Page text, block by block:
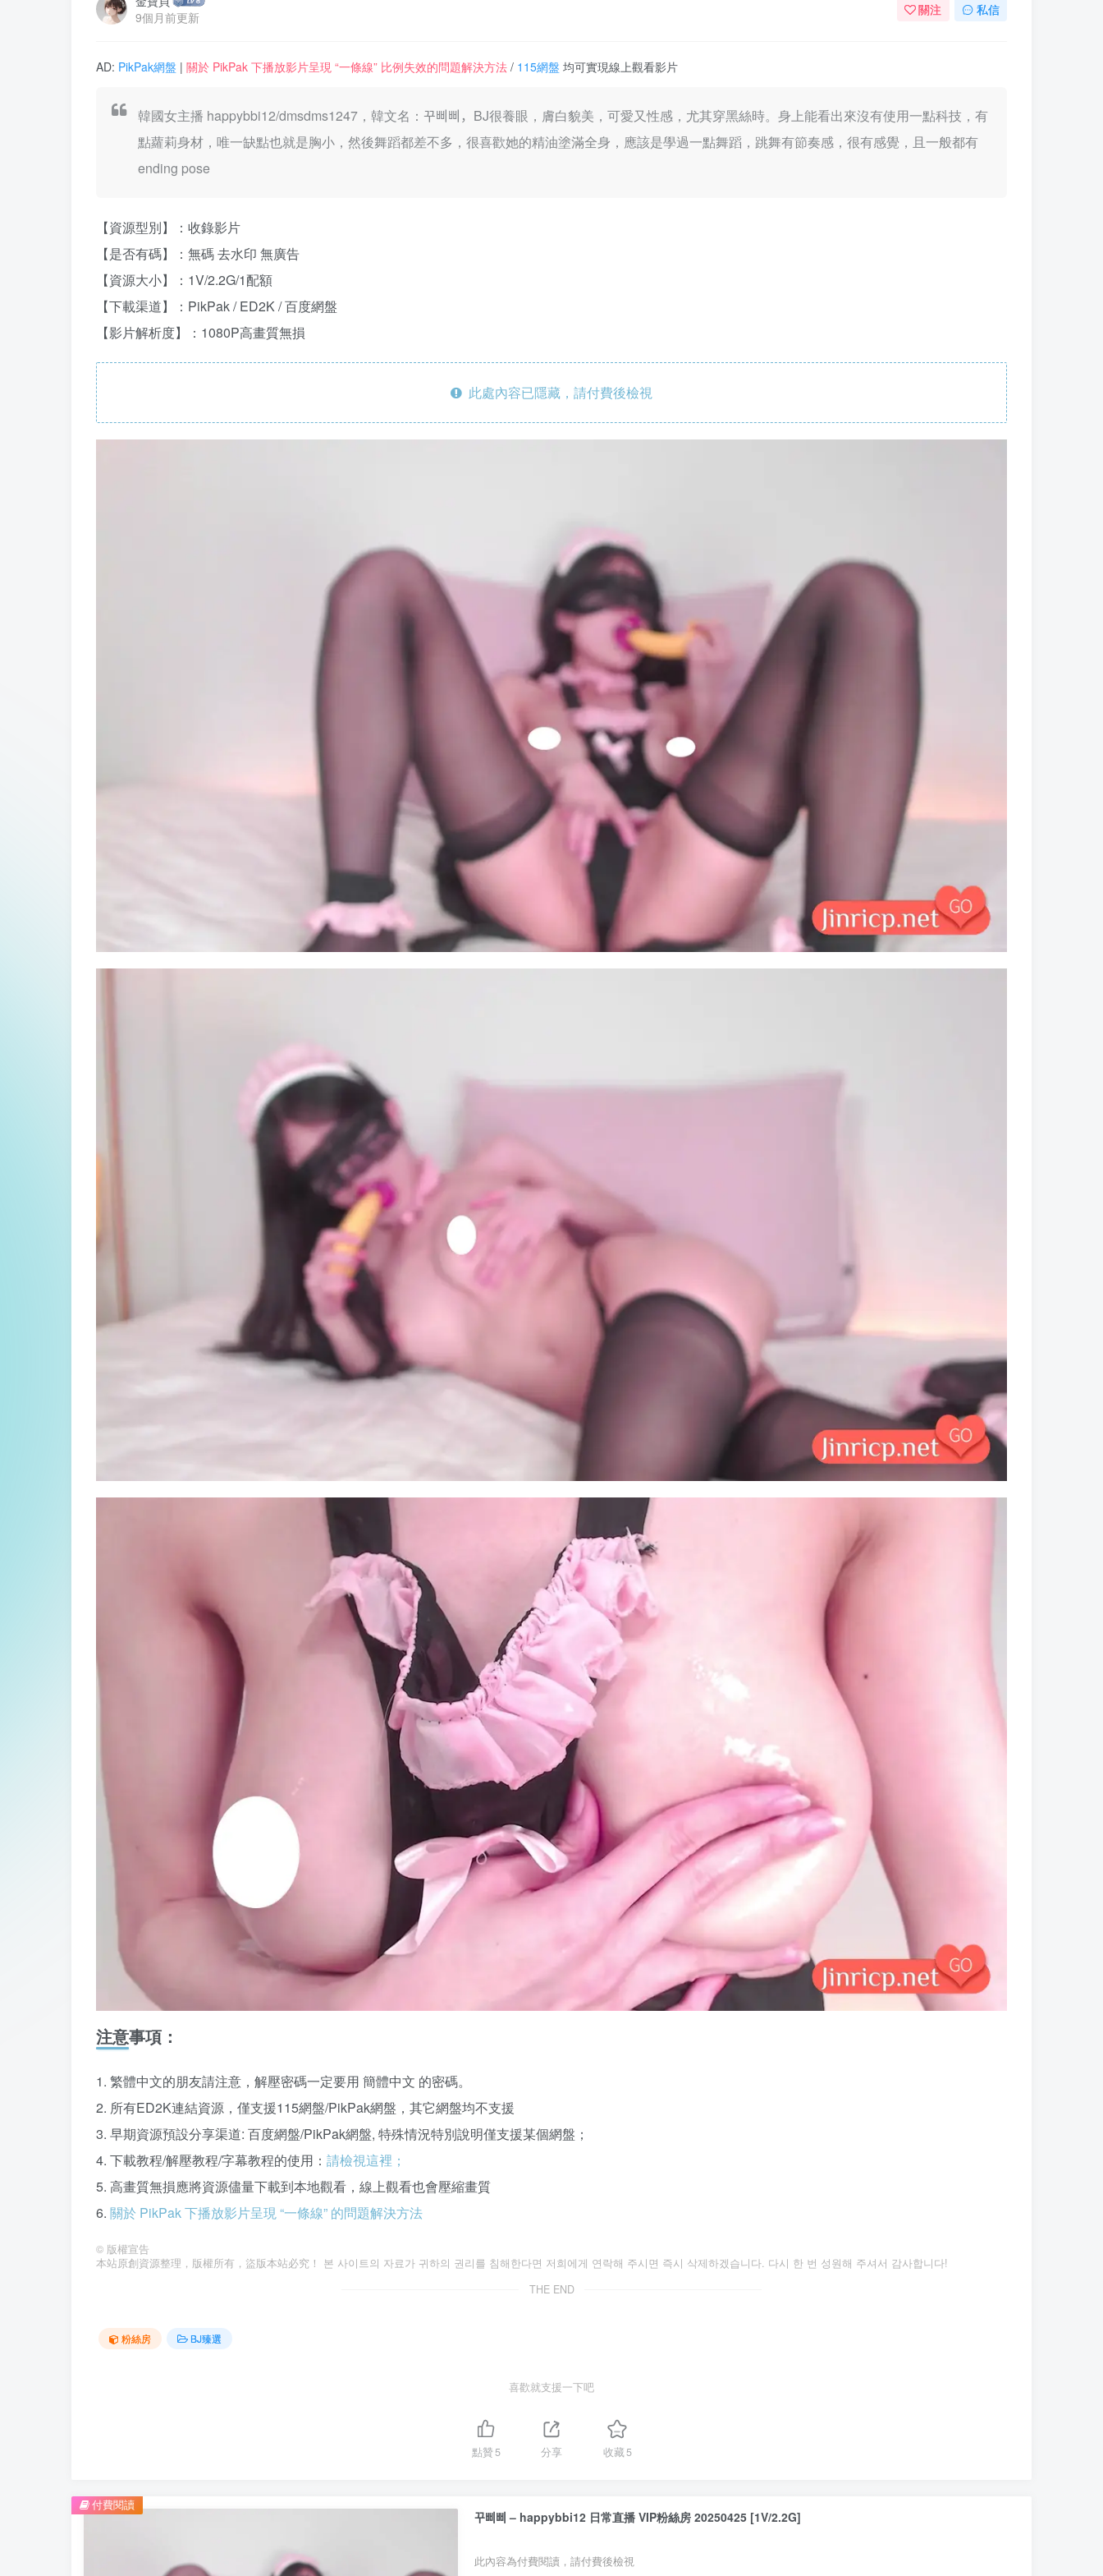
9個月前更新
關注 私信
AD: PikPak網盤 | 關於 PikPak 下播放影片呈現 “一條線” 比例失效的問題解決方法 / 115網盤 均可實現線上觀看影片
韓國女主播 happybbi12/dmsdms1247，韓文名：꾸삐삐，BJ很養眼，膚白貌美，可愛又性感，尤其穿黑絲時。身上能看出來沒有使用一點科技，有
點蘿莉身材，唯一缺點也就是胸小，然後舞蹈都差不多，很喜歡她的精油塗滿全身，應該是學過一點舞蹈，跳舞有節奏感，很有感覺，且一般都有
ending pose
【資源型別】：收錄影片
【是否有碼】：無碼 去水印 無廣告
【資源大小】：1V/2.2G/1配額
【下載渠道】：PikPak / ED2K / 百度網盤
【影片解析度】：1080P高畫質無損
此處內容已隱藏，請付費後檢視
注意事項：
1. 繁體中文的朋友請注意，解壓密碼一定要用 簡體中文 的密碼。
2. 所有ED2K連結資源，僅支援115網盤/PikPak網盤，其它網盤均不支援
3. 早期資源預設分享渠道: 百度網盤/PikPak網盤, 特殊情況特別說明僅支援某個網盤；
4. 下載教程/解壓教程/字幕教程的使用： 請檢視這裡；
5. 高畫質無損應將資源儘量下載到本地觀看，線上觀看也會壓縮畫質
6. 關於 PikPak 下播放影片呈現 “一條線” 的問題解決方法
© 版權宣告
本站原創資源整理，版權所有，盜版本站必究！ 본 사이트의 자료가 귀하의 권리를 침해한다면 저희에게 연락해 주시면 즉시 삭제하겠습니다. 다시 한 번 성원해 주셔서 감사합니다!
THE END
粉絲房 BJ臻選
喜歡就支援一下吧
點贊5 分享 收藏5
꾸삐삐 – happybbi12 日常直播 VIP粉絲房 20250425 [1V/2.2G]
此內容為付費閱讀，請付費後檢視
付費閱讀